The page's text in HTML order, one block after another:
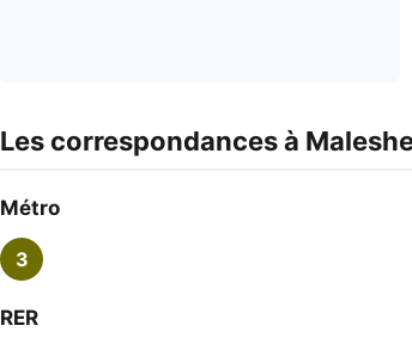
Les correspondances à
Métro
3
RER